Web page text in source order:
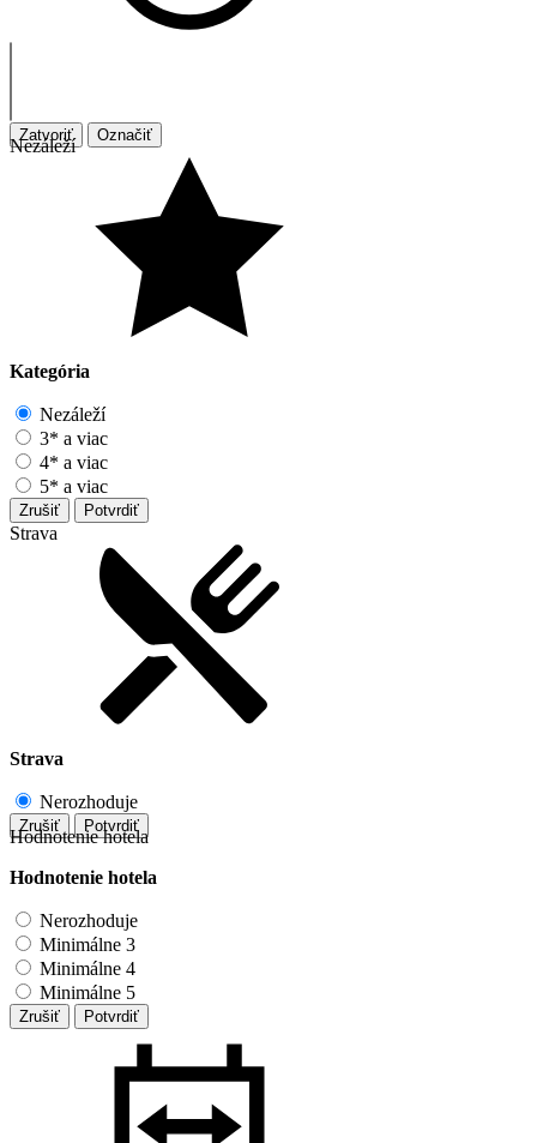
Zatvoriť Označiť
Nezáleží
Kategória
Nezáleží
3* a viac
4* a viac
5* a viac
Zrušiť Potvrdiť
Strava
Strava
Nerozhoduje
Zrušiť Potvrdiť
Hodnotenie hotela
Hodnotenie hotela
Nerozhoduje
Minimálne 3
Minimálne 4
Minimálne 5
Zrušiť Potvrdiť